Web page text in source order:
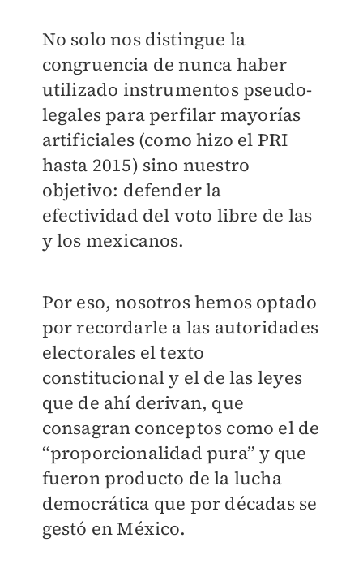
No solo nos distingue la
congruencia de nunca haber
utilizado instrumentos pseudo-
legales para perfilar mayorías
artificiales (como hizo el PRI
hasta 2015) sino nuestro
objetivo: defender la
efectividad del voto libre de las
y los mexicanos.
Por eso, nosotros hemos optado
por recordarle a las autoridades
electorales el texto
constitucional y el de las leyes
que de ahí derivan, que
consagran conceptos como el de
“proporcionalidad pura” y que
fueron producto de la lucha
democrática que por décadas se
gestó en México.